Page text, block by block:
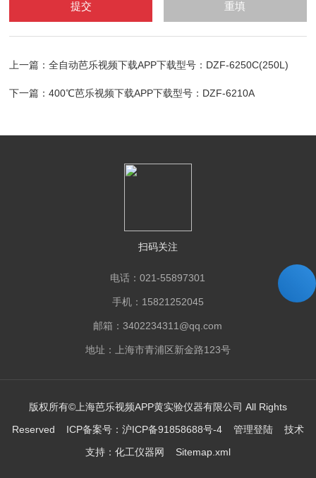
上一篇：全自动芭乐视频下载APP下载型号：DZF-6250C(250L)
下一篇：400℃芭乐视频下载APP下载型号：DZF-6210A
扫码关注
电话：021-55897301
手机：15821252045
邮箱：3402234311@qq.com
地址：上海市青浦区新金路123号
版权所有©上海芭乐视频APP黄实验仪器有限公司 All Rights
Reserved ICP备案号： 沪ICP备91858688号-4 管理登陆技术
支持： 化工仪器网 Sitemap.xml